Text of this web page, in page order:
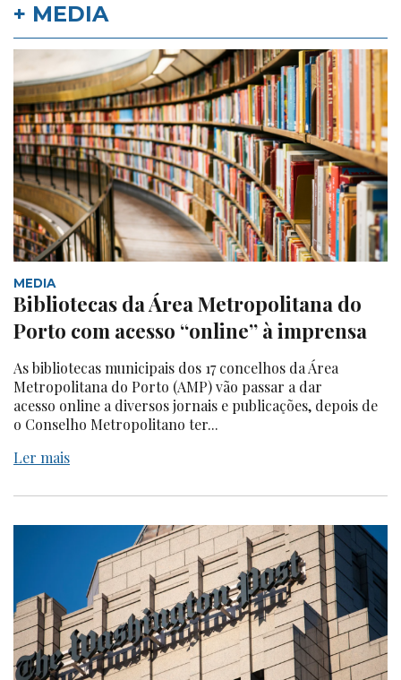
+ MEDIA
MEDIA
Bibliotecas da Área Metropolitana do
Porto com acesso “online” à imprensa
As bibliotecas municipais dos 17 concelhos da Área
Metropolitana do Porto (AMP) vão passar a dar
acesso online a diversos jornais e publicações, depois de
o Conselho Metropolitano ter...
Ler mais